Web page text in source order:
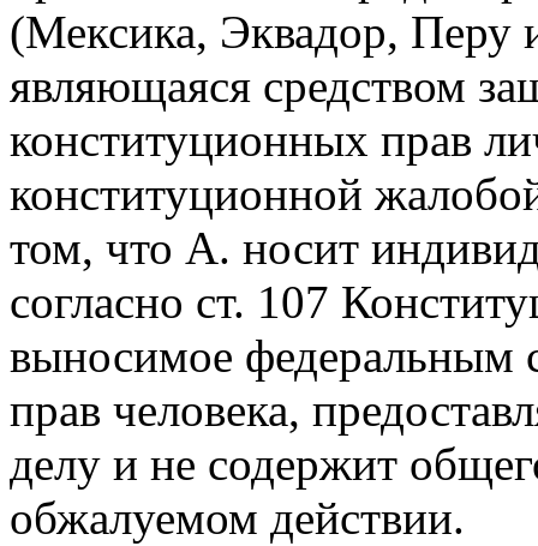
(Мексика, Эквадор, Перу
являющаяся средством
конституционных прав
конституционной
том, что А. носит
согласно ст. 107
выносимое федеральным
прав человека,
делу и не содержит
обжалуемом действии.